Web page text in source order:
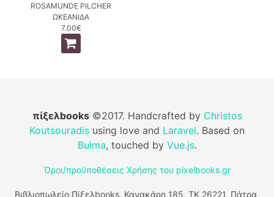
ROSAMUNDE PILCHER
ΩΚΕΑΝΙΔΑ
7.00€
πίξελbooks©2017. Handcrafted by Christos
Koutsouradis using love and Laravel. Based on
Bulma, touched by Vue.js.
Όροι/προϋποθέσεις Χρήσης του pixelbooks.gr
Βιβλιοπωλείο Πίξελbooks, Κανακάρη 185, ΤΚ 26221, Πάτρα,